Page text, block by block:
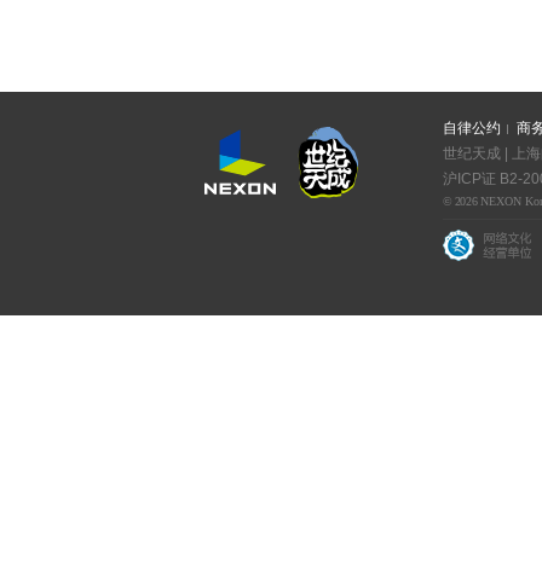
自律公约
商
世纪天成 | 上
沪ICP证 B2-
© 2026 NEXON